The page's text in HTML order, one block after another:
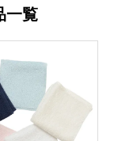
一覧